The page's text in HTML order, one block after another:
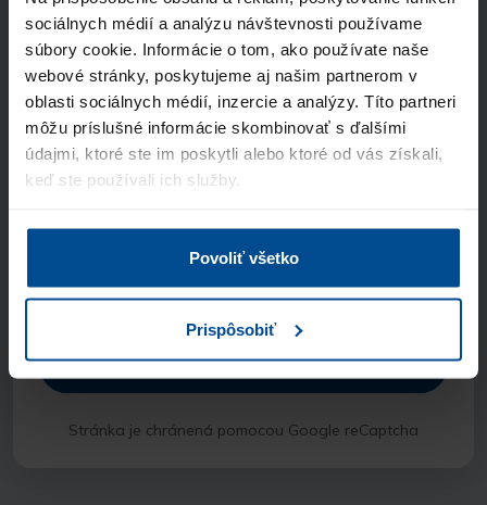
sociálnych médií a analýzu návštevnosti používame
súbory cookie. Informácie o tom, ako používate naše
webové stránky, poskytujeme aj našim partnerom v
oblasti sociálnych médií, inzercie a analýzy. Títo partneri
môžu príslušné informácie skombinovať s ďalšími
údajmi, ktoré ste im poskytli alebo ktoré od vás získali,
keď ste používali ich služby.
Povoliť všetko
Prispôsobiť
Telefón
Názov spoločnosti
Odkiaľ ste sa nás dozvedeli?
Súhlasím so spracúvaním
zásadami ochrany osobných údajov
Odoslať
Stránka je chránená pomocou Google reCaptcha